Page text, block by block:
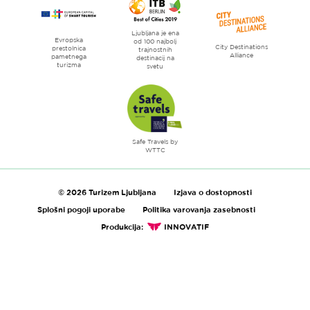
Evropska
prestolnica
pametnega
turizma
Ljubljana je ena
od 100 najbolj
trajnostnih
destinacij na
svetu
City Destinations
Alliance
Safe Travels by
WTTC
© 2026 Turizem Ljubljana
Izjava o dostopnosti
Splošni pogoji uporabe
Politika varovanja zasebnosti
Produkcija:
INNOVATIF